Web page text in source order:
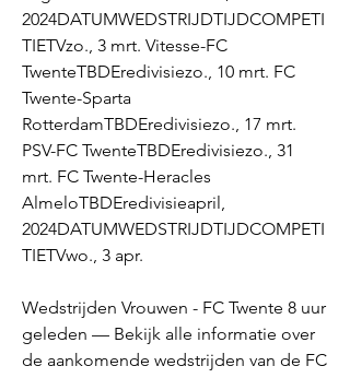
2024DATUMWEDSTRIJDTIJDCOMPETI
TIETVzo., 3 mrt. Vitesse-FC
TwenteTBDEredivisiezo., 10 mrt. FC
Twente-Sparta
RotterdamTBDEredivisiezo., 17 mrt.
PSV-FC TwenteTBDEredivisiezo., 31
mrt. FC Twente-Heracles
AlmeloTBDEredivisieapril,
2024DATUMWEDSTRIJDTIJDCOMPETI
TIETVwo., 3 apr.
Wedstrijden Vrouwen - FC Twente 8 uur
geleden — Bekijk alle informatie over
de aankomende wedstrijden van de FC